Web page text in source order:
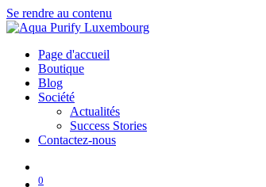
Se rendre au contenu
Page d'accueil
Boutique
Blog
Société
Actualités
Success Stories
Contactez-nous
0